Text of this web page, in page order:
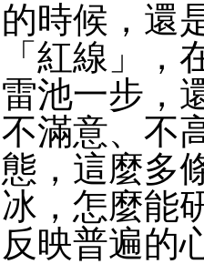
的時候，還
「紅線」
雷池一步，
不滿意、不
態，這麼多
冰，怎麼能
反映普遍的